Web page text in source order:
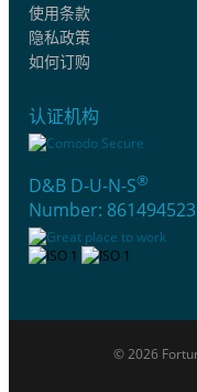
使用条款
隐私政策
如何订购
认证机构
D&B D-U-N-S®
Number: 861494523
© 2026